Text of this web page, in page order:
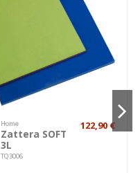
Home
Zattera SOFT
3L
TQ3006
122,90 €